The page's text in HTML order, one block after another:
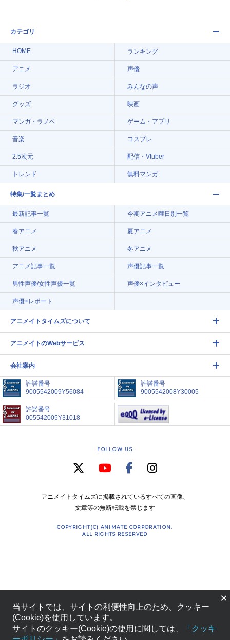
カテゴリ
HOME ランキング
アニメ 声優
ラジオ みんなの声
グッズ 映画
マンガ・ラノベ ゲーム・アプリ
音楽 コスプレ
2.5次元 配信・Vtuber
トレンド 無料マンガ
特集/一覧まとめ
最新記事一覧 今期アニメ曜日別一覧
春アニメ 夏アニメ
秋アニメ 冬アニメ
アニメ記事一覧 声優記事一覧
男性声優/女性声優一覧 声優×インタビュー
声優×レポート
アニメイトタイムズについて
アニメイトのWebサービス
会社案内
許諾番号
9005542009Y56084
許諾番号
9005542008Y30005
許諾番号
005542005Y31018
FOLLOW US
アニメイトタイムズに掲載されているすべての画像、
文章等の無断転載を禁じます
COPYRIGHT(C) ANIMATE CORPORATION.
ALL RIGHTS RESERVED
×
当サイトでは、サイトの利便性向上のため、クッキー
(Cookie)を使用しています。
サイトのクッキー(Cookie)の使用に関しては、
「クッキ